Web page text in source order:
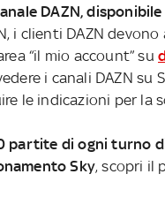
DAZN,
i clienti DAZN
“il mio account” su
i canali DAZN su
le indicazioni per la
partite di ogni turno
Sky, scopri il